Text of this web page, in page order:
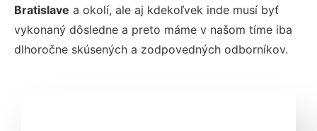
Bratislave a okolí, ale aj kdekoľvek inde musí byť
vykonaný dôsledne a preto máme v našom tíme iba
dlhoročne skúsených a zodpovedných odborníkov.